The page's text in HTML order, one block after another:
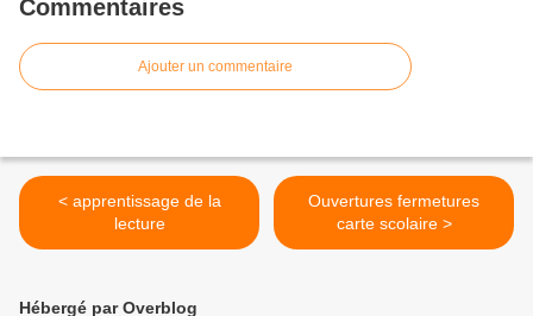
Commentaires
Ajouter un commentaire
< apprentissage de la
lecture
Ouvertures fermetures
carte scolaire >
Hébergé par Overblog